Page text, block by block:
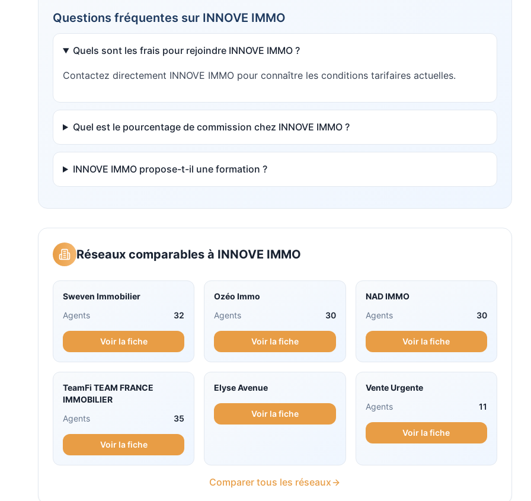
Questions fréquentes sur INNOVE IMMO
Quels sont les frais pour rejoindre INNOVE IMMO ?
Contactez directement INNOVE IMMO pour connaître les conditions tarifaires actuelles.
Quel est le pourcentage de commission chez INNOVE IMMO ?
INNOVE IMMO propose-t-il une formation ?
Réseaux comparables à INNOVE IMMO
Sweven Immobilier
Agents
32
Voir la fiche
Ozéo Immo
Agents
30
Voir la fiche
NAD IMMO
Agents
30
Voir la fiche
TeamFi TEAM FRANCE
IMMOBILIER
Agents
35
Voir la fiche
Elyse Avenue
Voir la fiche
Vente Urgente
Agents
11
Voir la fiche
Comparer tous les réseaux